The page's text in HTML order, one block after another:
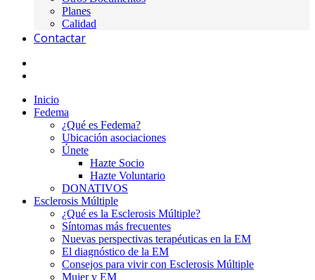
Planes
Calidad
Contactar
Inicio
Fedema
¿Qué es Fedema?
Ubicación asociaciones
Únete
Hazte Socio
Hazte Voluntario
DONATIVOS
Esclerosis Múltiple
¿Qué es la Esclerosis Múltiple?
Síntomas más frecuentes
Nuevas perspectivas terapéuticas en la EM
El diagnóstico de la EM
Consejos para vivir con Esclerosis Múltiple
Mujer y EM